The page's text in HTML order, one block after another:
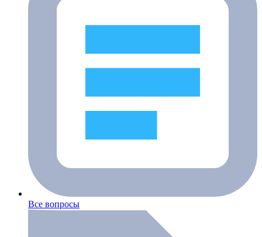
Все вопросы